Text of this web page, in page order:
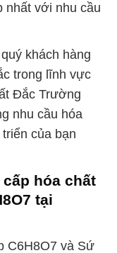
nhất với nhu cầu
khách hàng
trong lĩnh vực
Đắc Trường
nhu cầu hóa
của bạn
hóa chất
tại
C6H8O7 và Sứ